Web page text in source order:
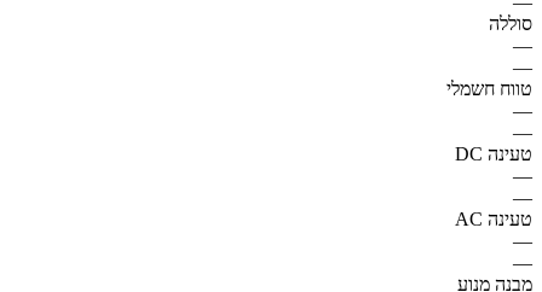
סוללה
—
—
טווח חשמלי
—
—
טעינה DC
—
—
טעינה AC
—
—
מבנה מנוע